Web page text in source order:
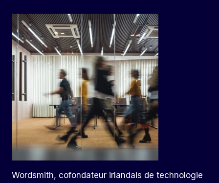
Wordsmith, cofondateur irlandais de technologie